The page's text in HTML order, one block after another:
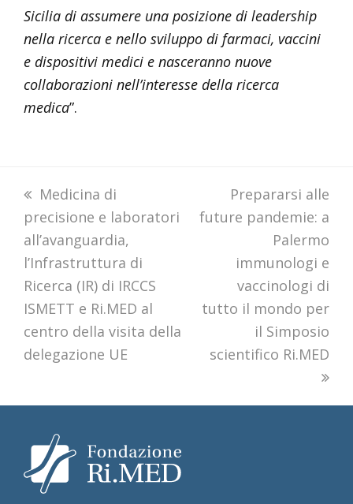
Sicilia di assumere una posizione di leadership
nella ricerca e nello sviluppo di farmaci, vaccini
e dispositivi medici e nasceranno nuove
collaborazioni nell’interesse della ricerca
medica”.
previous
post:
Medicina di
precisione e laboratori
all’avanguardia,
l’Infrastruttura di
Ricerca (IR) di IRCCS
ISMETT e Ri.MED al
centro della visita della
delegazione UE
next
post:
Prepararsi alle
future pandemie: a
Palermo
immunologi e
vaccinologi di
tutto il mondo per
il Simposio
scientifico Ri.MED